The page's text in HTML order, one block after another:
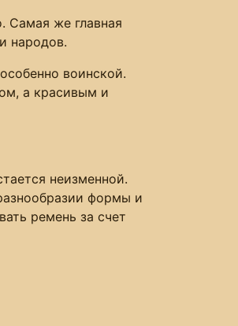
Самая же главная
народов.
воинской.
а красивым и
неизменной.
формы и
ремень за счет